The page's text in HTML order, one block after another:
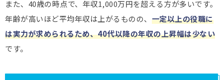
また、40歳の時点で、年収1,000万円を超える方が多いです。
年齢が高いほど平均年収は上がるものの、 一定以上の役職に
は実力が求められるため、40代以降の年収の上昇幅は少ない
です。